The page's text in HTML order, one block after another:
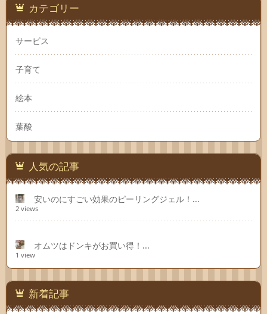
カテゴリー
サービス
子育て
絵本
葉酸
人気の記事
安いのにすごい効果のピーリングジェル！...
2 views
オムツはドンキがお買い得！...
1 view
新着記事